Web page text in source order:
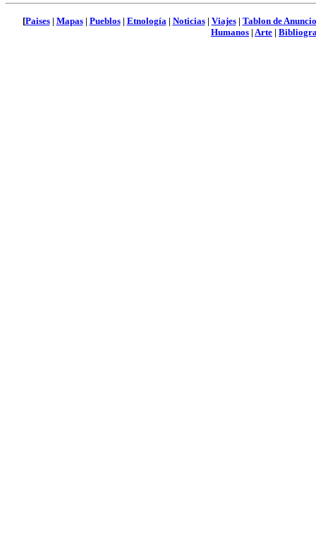
[Paises| Mapas| Pueblos| Etnología| Noticias| Viajes| Tablon de
Humanos | Arte |